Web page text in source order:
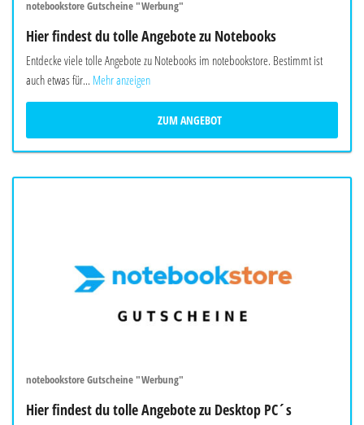
notebookstore Gutscheine "Werbung"
Hier findest du tolle Angebote zu Notebooks
Entdecke viele tolle Angebote zu Notebooks im notebookstore. Bestimmt ist
auch etwas für... Mehr anzeigen
ZUM ANGEBOT
notebookstore Gutscheine "Werbung"
Hier findest du tolle Angebote zu Desktop PC´s